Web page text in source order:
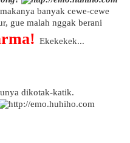
banyak cewe-cewe
gue malah nggak berani
Ekekekek...
dikotak-katik.